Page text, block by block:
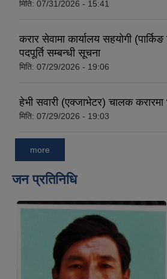
मिति: 07/31/2026 - 15:41
करार सेवामा कार्यालय सहयोगी
पदपूर्ति सम्बन्धी सूचना
मिति: 07/29/2026 - 19:06
हेभी सवारी (एक्जाभेटर) चालक करारमा
मिति: 07/29/2026 - 19:03
more
जन प्रतिनिधि